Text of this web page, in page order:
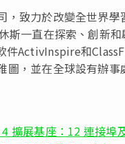
，致力於改變全世界
斯一直在探索、創新
件ActivInspire和
圖，並在全球設有辦
展基座：12 連接埠